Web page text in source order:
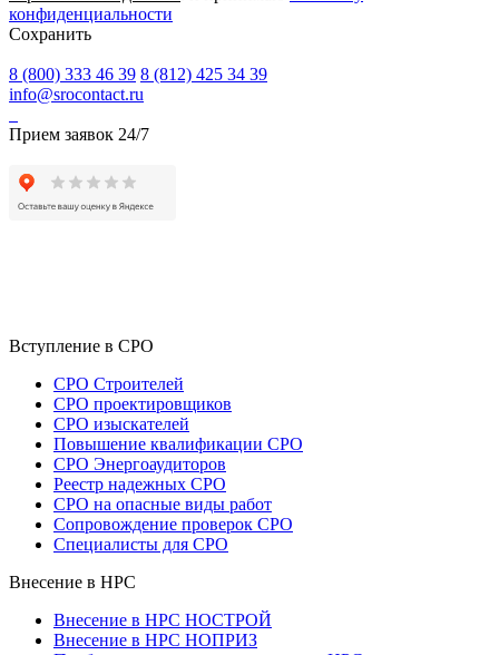
конфиденциальности
Сохранить
8 (800) 333 46 39 8 (812) 425 34 39
info@srocontact.ru
Прием заявок 24/7
Вступление в СРО
СРО Строителей
СРО проектировщиков
СРО изыскателей
Повышение квалификации СРО
СРО Энергоаудиторов
Реестр надежных СРО
СРО на опасные виды работ
Сопровождение проверок СРО
Специалисты для СРО
Внесение в НРС
Внесение в НРС НОСТРОЙ
Внесение в НРС НОПРИЗ